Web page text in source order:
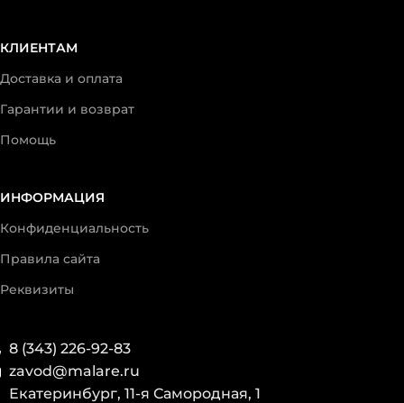
КЛИЕНТАМ
Доставка и оплата
Гарантии и возврат
Помощь
ИНФОРМАЦИЯ
Конфиденциальность
Правила сайта
Реквизиты
8 (343) 226-92-83
zavod@malare.ru
Екатеринбург, 11-я Самородная, 1